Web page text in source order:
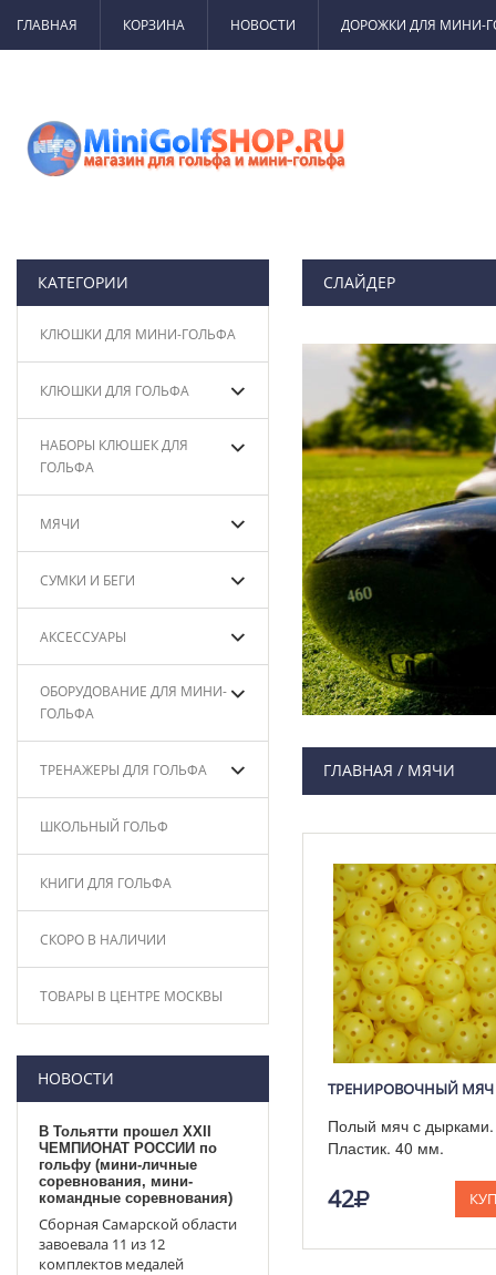
ГЛАВНАЯ КОРЗИНА НОВОСТИ ДОРОЖКИ ДЛЯ МИНИ-
КАТЕГОРИИ
КЛЮШКИ ДЛЯ МИНИ-ГОЛЬФА
КЛЮШКИ ДЛЯ ГОЛЬФА
НАБОРЫ КЛЮШЕК ДЛЯ
ГОЛЬФА
МЯЧИ
СУМКИ И БЕГИ
АКСЕССУАРЫ
ОБОРУДОВАНИЕ ДЛЯ МИНИ-
ГОЛЬФА
ТРЕНАЖЕРЫ ДЛЯ ГОЛЬФА
ШКОЛЬНЫЙ ГОЛЬФ
КНИГИ ДЛЯ ГОЛЬФА
СКОРО В НАЛИЧИИ
ТОВАРЫ В ЦЕНТРЕ МОСКВЫ
НОВОСТИ
В Тольятти прошел XXII
ЧЕМПИОНАТ РОССИИ по
гольфу (мини-личные
соревнования, мини-
командные соревнования)
Сборная Самарской области
завоевала 11 из 12
комплектов медалей
СЛАЙДЕР
ГЛАВНАЯ / МЯЧИ
Полый мяч с дырками.
Пластик. 40 мм.
42